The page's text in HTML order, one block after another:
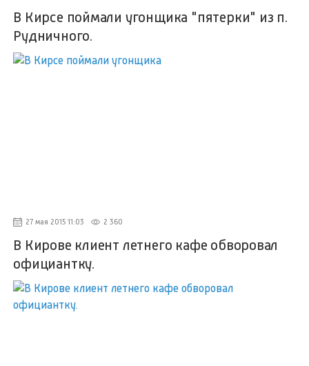
В Кирсе поймали угонщика "пятерки" из п.
Рудничного.
27 мая 2015 11:03 2 360
В Кирове клиент летнего кафе обворовал
официантку.